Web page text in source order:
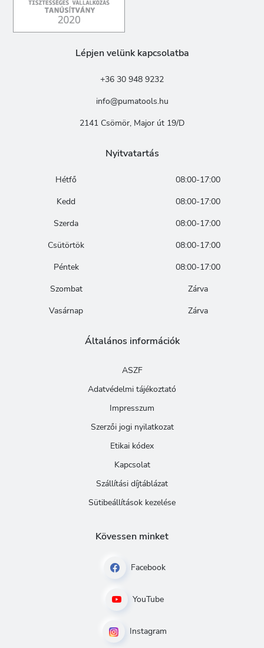
Lépjen velünk kapcsolatba
+36 30 948 9232
info@pumatools.hu
2141 Csömör, Major út 19/D
Nyitvatartás
Hétfő
08:00-17:00
Kedd
08:00-17:00
Szerda
08:00-17:00
Csütörtök
08:00-17:00
Péntek
08:00-17:00
Szombat
Zárva
Vasárnap
Zárva
Általános információk
ASZF
Adatvédelmi tájékoztató
Impresszum
Szerzői jogi nyilatkozat
Etikai kódex
Kapcsolat
Szállítási díjtáblázat
Sütibeállítások kezelése
Kövessen minket
Facebook
YouTube
Instagram